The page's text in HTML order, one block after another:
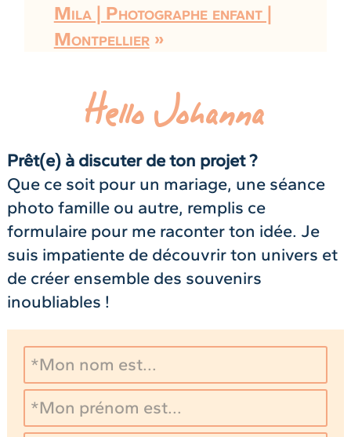
Mila | Photographe enfant |
Montpellier »
Hello Johanna
Prêt(e) à discuter de ton projet ?
Que ce soit pour un mariage, une séance
photo famille ou autre, remplis ce
formulaire pour me raconter ton idée. Je
suis impatiente de découvrir ton univers et
de créer ensemble des souvenirs
inoubliables !